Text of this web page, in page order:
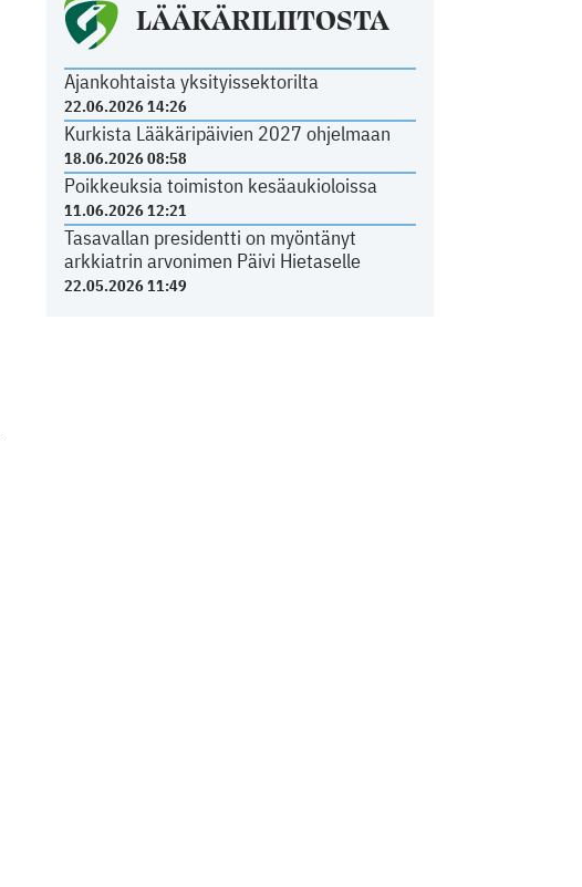
LÄÄKÄRILIITOSTA
Ajankohtaista yksityissektorilta
22.06.2026 14:26
Kurkista Lääkäripäivien 2027 ohjelmaan
18.06.2026 08:58
Poikkeuksia toimiston kesäaukioloissa
11.06.2026 12:21
Tasavallan presidentti on myöntänyt
arkkiatrin arvonimen Päivi Hietaselle
22.05.2026 11:49